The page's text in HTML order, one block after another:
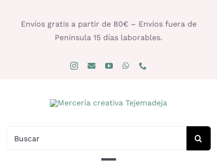
Envíos gratis a partir de 80€ – Envíos fuera de
Península 15 días laborables.